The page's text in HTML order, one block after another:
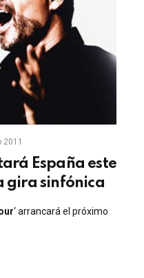
2011
España este
gira sinfónica
‘ arrancará el próximo